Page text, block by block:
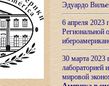
Эдуардо
6 апреля
Региональной
30 марта 2023
лабораторией
мировой